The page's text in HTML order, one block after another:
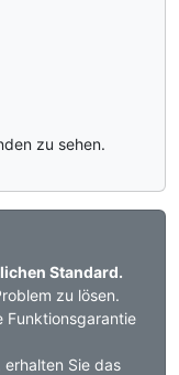
zu sehen.
Standard.
zu lösen.
Funktionsgarantie
Sie das